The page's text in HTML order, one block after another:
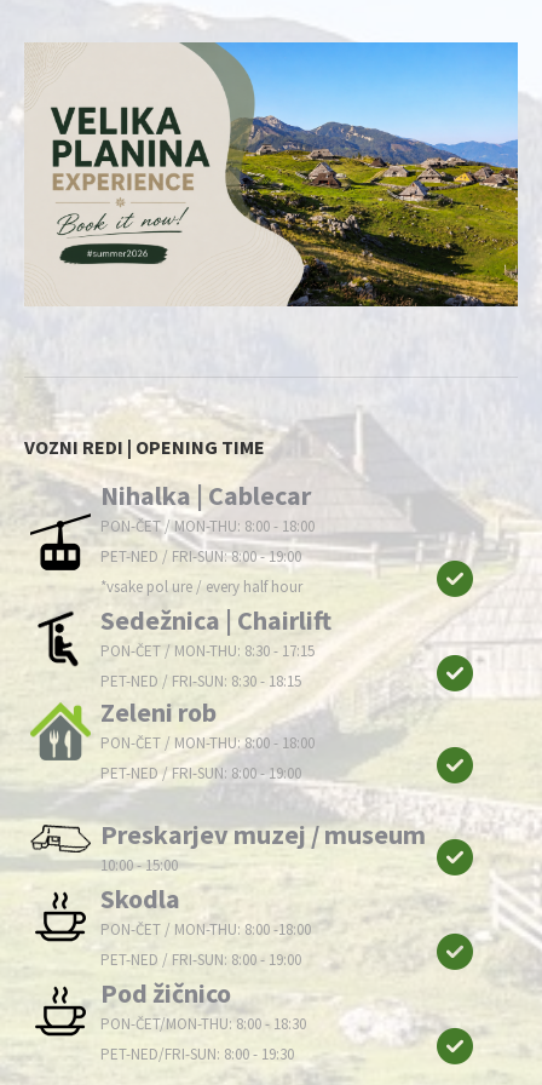
VOZNI REDI | OPENING TIME
Nihalka | Cablecar
PON-ČET / MON-THU: 8:00 - 18:00
PET-NED / FRI-SUN: 8:00 - 19:00
*vsake pol ure / every half hour
Sedežnica | Chairlift
PON-ČET / MON-THU: 8:30 - 17:15
PET-NED / FRI-SUN: 8:30 - 18:15
Zeleni rob
PON-ČET / MON-THU: 8:00 - 18:00
PET-NED / FRI-SUN: 8:00 - 19:00
Preskarjev muzej / museum
10:00 - 15:00
Skodla
PON-ČET / MON-THU: 8:00 -18:00
PET-NED / FRI-SUN: 8:00 - 19:00
Pod žičnico
PON-ČET/MON-THU: 8:00 - 18:30
PET-NED/FRI-SUN: 8:00 - 19:30